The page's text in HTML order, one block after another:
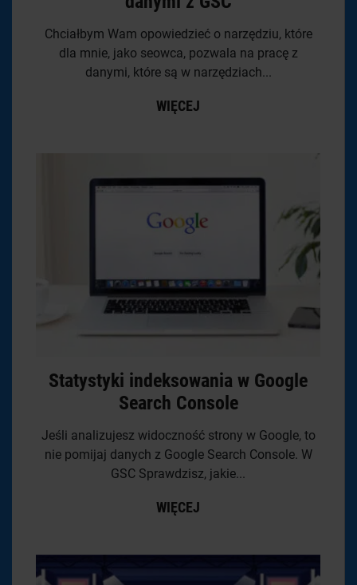
Chciałbym Wam opowiedzieć o narzędziu, które
dla mnie, jako seowca, pozwala na pracę z
danymi, które są w narzędziach...
WIĘCEJ
Statystyki indeksowania w Google
Search Console
Jeśli analizujesz widoczność strony w Google, to
nie pomijaj danych z Google Search Console. W
GSC Sprawdzisz, jakie...
WIĘCEJ